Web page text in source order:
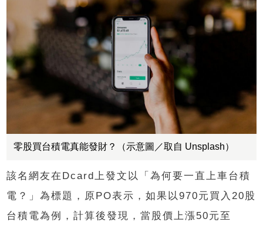
零股買台積電真能發財？（示意圖／取自 Unsplash）
該名網友在Dcard上發文以「為何要一直上車台積
電？」為標題，原PO表示，如果以970元買入20股
台積電為例，計算後發現，當股價上漲50元至